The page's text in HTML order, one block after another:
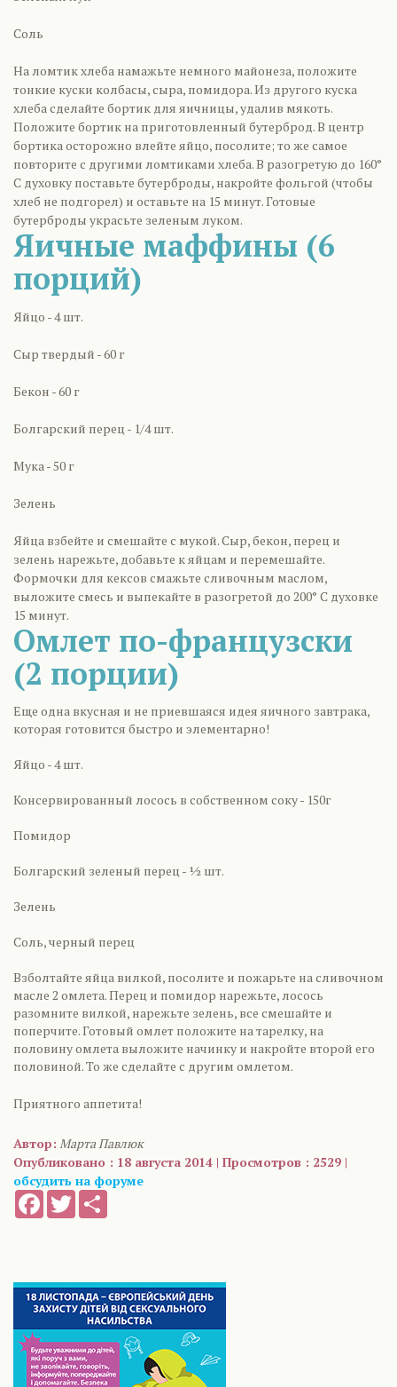
Соль
На ломтик хлеба намажьте немного майонеза, положите
тонкие куски колбасы, сыра, помидора. Из другого куска
хлеба сделайте бортик для яичницы, удалив мякоть.
Положите бортик на приготовленный бутерброд. В центр
бортика осторожно влейте яйцо, посолите; то же самое
повторите с другими ломтиками хлеба. В разогретую до 160°
С духовку поставьте бутерброды, накройте фольгой (чтобы
хлеб не подгорел) и оставьте на 15 минут. Готовые
бутерброды украсьте зеленым луком.
Яичные маффины (6
порций)
Яйцо - 4 шт.
Сыр твердый - 60 г
Бекон - 60 г
Болгарский перец - 1/4 шт.
Мука - 50 г
Зелень
Яйца взбейте и смешайте с мукой. Сыр, бекон, перец и
зелень нарежьте, добавьте к яйцам и перемешайте.
Формочки для кексов смажьте сливочным маслом,
выложите смесь и выпекайте в разогретой до 200° С духовке
15 минут.
Омлет по-французски
(2 порции)
Еще одна вкусная и не приевшаяся идея яичного завтрака,
которая готовится быстро и элементарно!
Яйцо - 4 шт.
Консервированный лосось в собственном соку - 150г
Помидор
Болгарский зеленый перец - ½ шт.
Зелень
Соль, черный перец
Взболтайте яйца вилкой, посолите и пожарьте на сливочном
масле 2 омлета. Перец и помидор нарежьте, лосось
разомните вилкой, нарежьте зелень, все смешайте и
поперчите. Готовый омлет положите на тарелку, на
половину омлета выложите начинку и накройте второй его
половиной. То же сделайте с другим омлетом.
Приятного аппетита!
Автор: Марта Павлюк
Опубликовано : 18 августа 2014 | Просмотров : 2529 |
обсудить на форуме
FacebookTwitter